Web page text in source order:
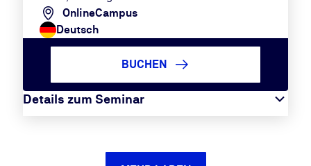
OnlineCampus
Deutsch
Details zum Seminar
BUCHEN